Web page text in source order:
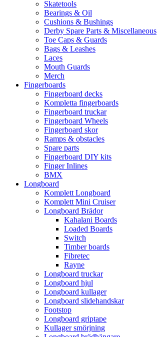
Skatetools
Bearings & Oil
Cushions & Bushings
Derby Spare Parts & Miscellaneous
Toe Caps & Guards
Bags & Leashes
Laces
Mouth Guards
Merch
Fingerboards
Fingerboard decks
Kompletta fingerboards
Fingerboard truckar
Fingerboard Wheels
Fingerboard skor
Ramps & obstacles
Spare parts
Fingerboard DIY kits
Finger Inlines
BMX
Longboard
Komplett Longboard
Komplett Mini Cruiser
Longboard Brädor
Kahalani Boards
Loaded Boards
Switch
Timber boards
Fibretec
Rayne
Longboard truckar
Longboard hjul
Longboard kullager
Longboard slidehandskar
Footstop
Longboard griptape
Kullager smörjning